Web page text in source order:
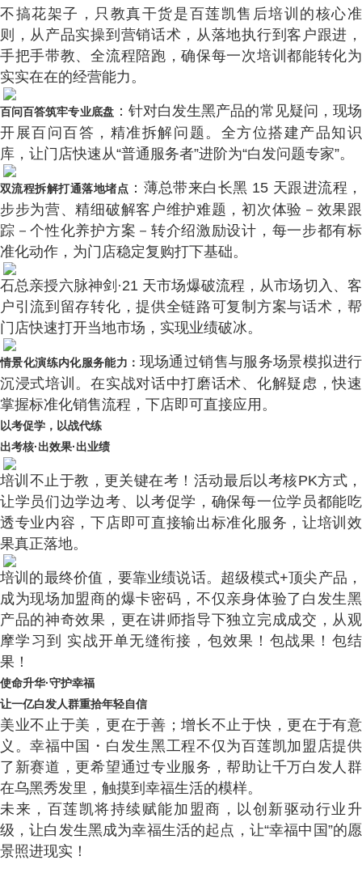
不搞花架子，只教真干货是百莲凯售后培训的核心准
则，从产品实操到营销话术，从落地执行到客户跟进，
手把手带教、全流程陪跑，确保每一次培训都能转化为
实实在在的经营能力。
百问百答筑牢专业底盘：针对白发生黑产品的常见疑问，现场
开展百问百答，精准拆解问题。全方位搭建产品知识
库，让门店快速从“普通服务者”进阶为“白发问题专家”。
双流程拆解打通落地堵点 ：薄总带来白长黑 15 天跟进流程，
步步为营、精细破解客户维护难题，初次体验－效果跟
踪－个性化养护方案－转介绍激励设计，每一步都有标
准化动作，为门店稳定复购打下基础。
石总亲授六脉神剑·21 天市场爆破流程，从市场切入、客
户引流到留存转化，提供全链路可复制方案与话术，帮
门店快速打开当地市场，实现业绩破冰。
情景化演练内化服务能力： 现场通过销售与服务场景模拟进行
沉浸式培训。在实战对话中打磨话术、化解疑虑，快速
掌握标准化销售流程，下店即可直接应用。
以考促学，以战代练
出考核·出效果·出业绩
培训不止于教，更关键在考！活动最后以考核PK方式，
让学员们边学边考、以考促学，确保每一位学员都能吃
透专业内容，下店即可直接输出标准化服务，让培训效
果真正落地。
培训的最终价值，要靠业绩说话。超级模式+顶尖产品，
成为现场加盟商的爆卡密码，不仅亲身体验了白发生黑
产品的神奇效果，更在讲师指导下独立完成成交，从观
摩学习到 实战开单无缝衔接，包效果！包战果！包结
果！
使命升华·守护幸福
让一亿白发人群重拾年轻自信
美业不止于美，更在于善；增长不止于快，更在于有意
义。幸福中国・白发生黑工程不仅为百莲凯加盟店提供
了新赛道，更希望通过专业服务，帮助让千万白发人群
在乌黑秀发里，触摸到幸福生活的模样。
未来，百莲凯将持续赋能加盟商，以创新驱动行业升
级，让白发生黑成为幸福生活的起点，让“幸福中国”的愿
景照进现实！